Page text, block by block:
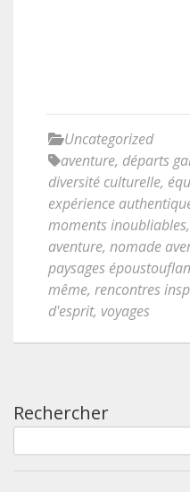
Uncategorized
aventure, départs
diversité culturelle,
expérience
moments inoubliables,
aventure, nomade
paysages
même, rencontres
d'esprit, voyages
Rechercher